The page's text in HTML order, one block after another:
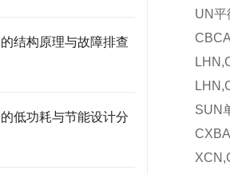
结构原理与故障排查
低功耗与节能设计分
UN平
SUN